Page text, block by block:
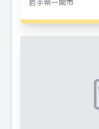
岩手県一関市